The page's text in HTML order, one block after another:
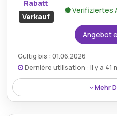
Rabatt
Verkauf
Verifiziertes
Angebot
Gültig bis : 01.06.2026
Dernière utilisation : il y a 41
Mehr
Kunden können bis zu
einen Turbopass-